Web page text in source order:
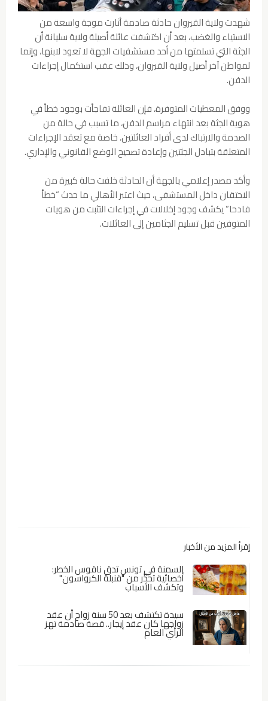
شهدت ولاية القيروان حادثة صادمة أثارت موجة واسعة من
الاستياء والغضب، بعد أن اكتشفت عائلة أصيلة ولاية سليانة أن
الجثة التي تسلمتها من أحد مستشفيات الجهة لا تعود لابنها، وإنما
لمواطن آخر أصيل ولاية القيروان، وذلك عقب استكمال إجراءات
الدفن.
ووفق المعطيات المتوفرة، فإن العائلة تفاجأت بوجود خطأ في
هوية الجثة بعد انتهاء مراسم الدفن، ما تسبب في حالة من
الصدمة والارتباك لدى أفراد العائلتين، خاصة مع تعقد الإجراءات
المتعلقة بتبادل الجثتين وإعادة تصحيح الوضع القانوني والإداري.
وأكد مصدر إعلامي بالجهة أن الحادثة خلفت حالة كبيرة من
الاحتقان داخل المستشفى، حيث اعتبر الأهالي ما حدث “خطأ
فادحا” يكشف وجود إخلالات في إجراءات التثبت من هويات
المتوفين قبل تسليم الجثامين إلى العائلات.
إقرأ المزيد من الأخبار
السمنة في تونس تدق ناقوس الخطر:
أخصائية تحذّر من "قنبلة الكرواسون"
وتكشف الأسباب
سيدة تكتشف بعد 50 سنة زواج أن عقد
زواجها كان عقد إيجار.. قصة صادمة تهز
الرأي العام